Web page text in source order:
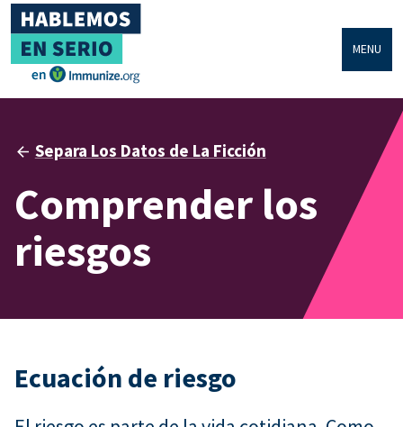
MENU
Separa Los Datos de La Ficción
Comprender los
riesgos
Ecuación de riesgo